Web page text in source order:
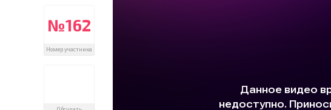
№162
Номер участника